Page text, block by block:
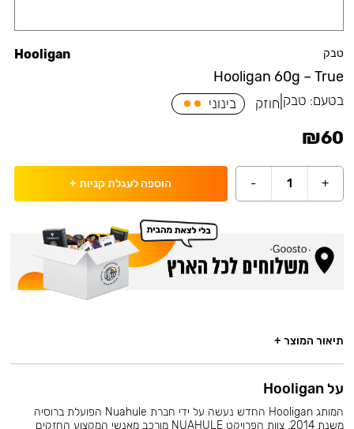
טבק
Hooligan 60g – True
Hooligan
בטעם: טבק חוזק בינוני
₪60
+
1
- הוספה לעגלת קניות +
תיאור המוצר +
על Hooligan
המותג Hooligan החדש נעשה על ידי חברת Nuahule הפועלת ברוסיה
משנת 2014. צוות הפרויקט NUAHULE מורכב מאנשי המקצוע החזקים